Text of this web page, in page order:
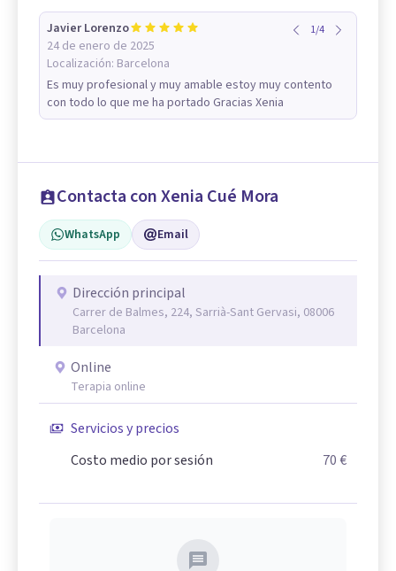
Javier Lorenzo
24 de enero de 2025
Localización: Barcelona
1/4
Es muy profesional y muy amable estoy muy contento
con todo lo que me ha portado Gracias Xenia
Contacta con Xenia Cué Mora
WhatsApp Email
Dirección principal
Carrer de Balmes, 224, Sarrià-Sant Gervasi, 08006
Barcelona
Online
Terapia online
Servicios y precios
Costo medio por sesión
70 €